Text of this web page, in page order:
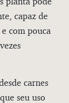
capaz de
com pouca
carnes
seu uso